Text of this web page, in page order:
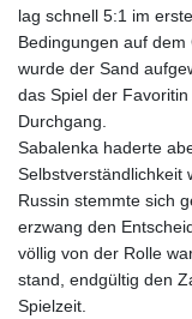
lag schnell 5:1 im
Bedingungen auf
wurde der Sand
das Spiel der
Durchgang.
Sabalenka haderte
Selbstverständlichkeit
Russin stemmte sich
erzwang den
völlig von der Rolle
stand, endgültig den
Spielzeit.